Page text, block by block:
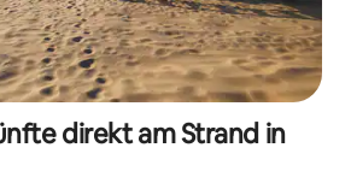
direkt am Strand in